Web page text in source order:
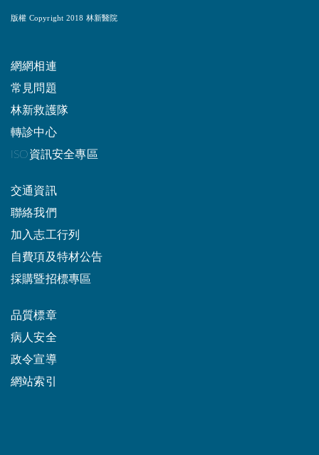
版權 Copyright 2018 林新醫院
網網相連
常見問題
林新救護隊
轉診中心
ISO資訊安全專區
交通資訊
聯絡我們
加入志工行列
自費項及特材公告
採購暨招標專區
品質標章
病人安全
政令宣導
網站索引